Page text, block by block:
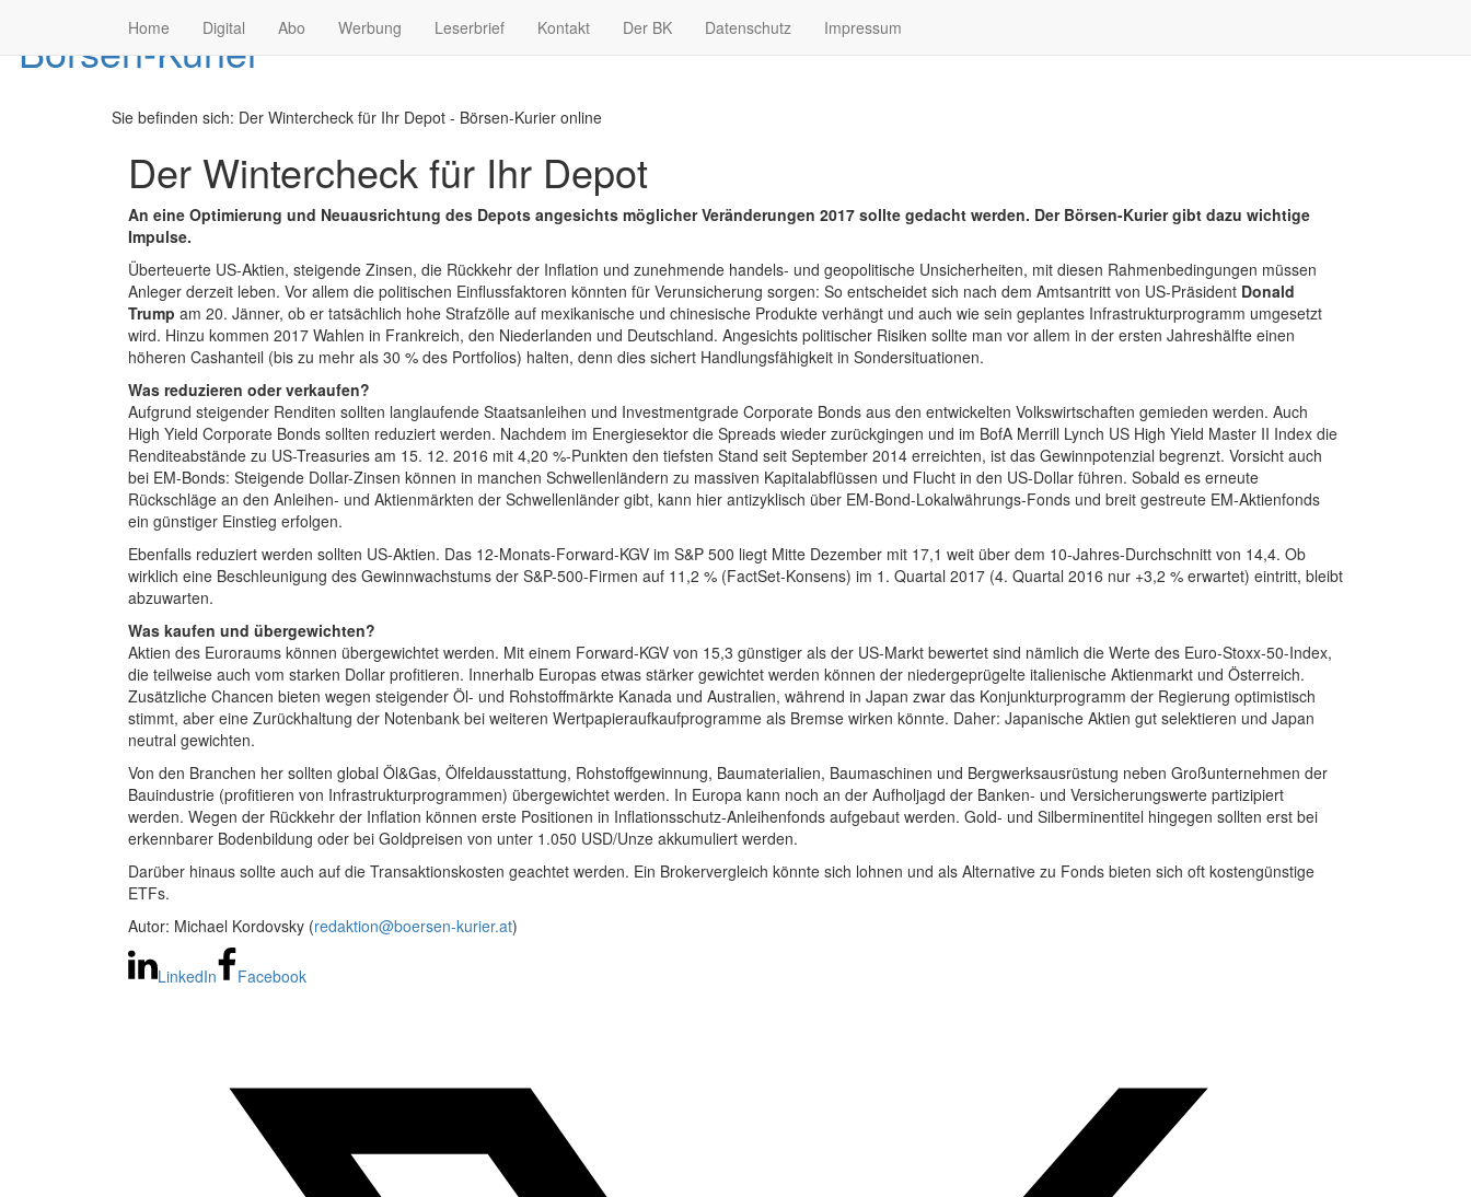
Home Digital Abo Werbung Leserbrief Kontakt Der BK Datenschutz Impressum
Sie befinden sich: Der Wintercheck für Ihr Depot - Börsen-Kurier online
Der Wintercheck für Ihr Depot
An eine Optimierung und Neuausrichtung des Depots angesichts möglicher Veränderungen 2017 sollte gedacht werden. Der Börsen-Kurier gibt dazu wichtige
Impulse.
Überteuerte US-Aktien, steigende Zinsen, die Rückkehr der Inflation und zunehmende handels- und geopolitische Unsicherheiten, mit diesen Rahmenbedingungen müssen
Anleger derzeit leben. Vor allem die politischen Einflussfaktoren könnten für Verunsicherung sorgen: So entscheidet sich nach dem Amtsantritt von US-Präsident Donald
Trump am 20. Jänner, ob er tatsächlich hohe Strafzölle auf mexikanische und chinesische Produkte verhängt und auch wie sein geplantes Infrastrukturprogramm umgesetzt
wird. Hinzu kommen 2017 Wahlen in Frankreich, den Niederlanden und Deutschland. Angesichts politischer Risiken sollte man vor allem in der ersten Jahreshälfte einen
höheren Cashanteil (bis zu mehr als 30 % des Portfolios) halten, denn dies sichert Handlungsfähigkeit in Sondersituationen.
Was reduzieren oder verkaufen?
Aufgrund steigender Renditen sollten langlaufende Staatsanleihen und Investmentgrade Corporate Bonds aus den entwickelten Volkswirtschaften gemieden werden. Auch
High Yield Corporate Bonds sollten reduziert werden. Nachdem im Energiesektor die Spreads wieder zurückgingen und im BofA Merrill Lynch US High Yield Master II Index die
Renditeabstände zu US-Treasuries am 15. 12. 2016 mit 4,20 %-Punkten den tiefsten Stand seit September 2014 erreichten, ist das Gewinnpotenzial begrenzt. Vorsicht auch
bei EM-Bonds: Steigende Dollar-Zinsen können in manchen Schwellenländern zu massiven Kapitalabflüssen und Flucht in den US-Dollar führen. Sobald es erneute
Rückschläge an den Anleihen- und Aktienmärkten der Schwellenländer gibt, kann hier antizyklisch über EM-Bond-Lokalwährungs-Fonds und breit gestreute EM-Aktienfonds
ein günstiger Einstieg erfolgen.
Ebenfalls reduziert werden sollten US-Aktien. Das 12-Monats-Forward-KGV im S&P 500 liegt Mitte Dezember mit 17,1 weit über dem 10-Jahres-Durchschnitt von 14,4. Ob
wirklich eine Beschleunigung des Gewinnwachstums der S&P-500-Firmen auf 11,2 % (FactSet-Konsens) im 1. Quartal 2017 (4. Quartal 2016 nur +3,2 % erwartet) eintritt, bleibt
abzuwarten.
Was kaufen und übergewichten?
Aktien des Euroraums können übergewichtet werden. Mit einem Forward-KGV von 15,3 günstiger als der US-Markt bewertet sind nämlich die Werte des Euro-Stoxx-50-Index,
die teilweise auch vom starken Dollar profitieren. Innerhalb Europas etwas stärker gewichtet werden können der niedergeprügelte italienische Aktienmarkt und Österreich.
Zusätzliche Chancen bieten wegen steigender Öl- und Rohstoffmärkte Kanada und Australien, während in Japan zwar das Konjunkturprogramm der Regierung optimistisch
stimmt, aber eine Zurückhaltung der Notenbank bei weiteren Wertpapieraufkaufprogramme als Bremse wirken könnte. Daher: Japanische Aktien gut selektieren und Japan
neutral gewichten.
Von den Branchen her sollten global Öl&Gas, Ölfeldausstattung, Rohstoffgewinnung, Baumaterialien, Baumaschinen und Bergwerksausrüstung neben Großunternehmen der
Bauindustrie (profitieren von Infrastrukturprogrammen) übergewichtet werden. In Europa kann noch an der Aufholjagd der Banken- und Versicherungswerte partizipiert
werden. Wegen der Rückkehr der Inflation können erste Positionen in Inflationsschutz-Anleihenfonds aufgebaut werden. Gold- und Silberminentitel hingegen sollten erst bei
erkennbarer Bodenbildung oder bei Goldpreisen von unter 1.050 USD/Unze akkumuliert werden.
Darüber hinaus sollte auch auf die Transaktionskosten geachtet werden. Ein Brokervergleich könnte sich lohnen und als Alternative zu Fonds bieten sich oft kostengünstige
ETFs.
Autor: Michael Kordovsky (redaktion@boersen-kurier.at)
LinkedIn Facebook